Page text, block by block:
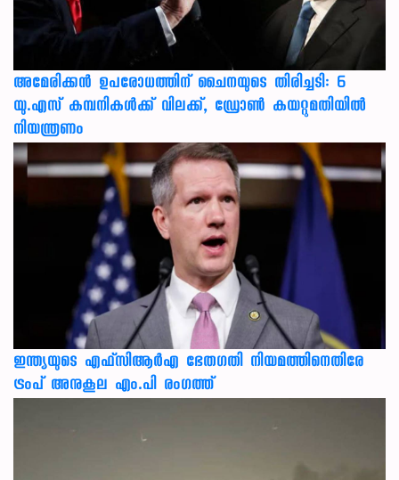
അമേരിക്കൻ ഉപരോധത്തിന് ചൈനയുടെ തിരിച്ചടി: 6
യു.എസ് കമ്പനികൾക്ക് വിലക്ക്, ഡ്രോൺ കയറ്റുമതിയിൽ
നിയന്ത്രണം
ഇന്ത്യയുടെ എഫ്‌സിആര്‍എ ഭേതഗതി നിയമത്തിനെതിരേ
ട്രംപ് അനുകൂല എം.പി രംഗത്ത്